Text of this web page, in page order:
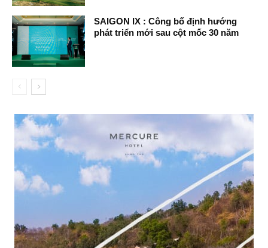
SAIGON IX : Công bố định hướng
phát triển mới sau cột mốc 30 năm